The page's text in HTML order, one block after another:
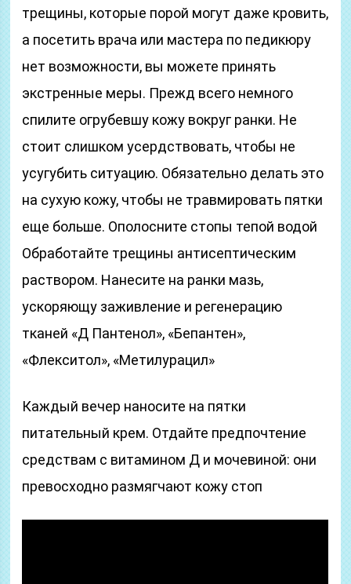
трещины, которые порой могут даже кровить,
а посетить врача или мастера по педикюру
нет возможности, вы можете принять
экстренные меры. Прежд всего немного
спилите огрубевшу кожу вокруг ранки. Не
стоит слишком усердствовать, чтобы не
усугубить ситуацию. Обязательно делать это
на сухую кожу, чтобы не травмировать пятки
еще больше. Ополосните стопы тепой водой
Обработайте трещины антисептическим
раствором. Нанесите на ранки мазь,
ускоряющу заживление и регенерацию
тканей «Д Пантенол», «Бепантен»,
«Флекситол», «Метилурацил»
Каждый вечер наносите на пятки
питательный крем. Отдайте предпочтение
средствам с витамином Д и мочевиной: они
превосходно размягчают кожу стоп